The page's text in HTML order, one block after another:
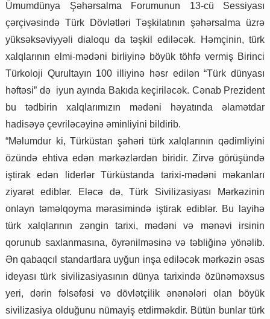
Ümumdünya Şəhərsalma Forumunun 13-cü Sessiyası
çərçivəsində Türk Dövlətləri Təşkilatının şəhərsalma üzrə
yüksəksəviyyəli dialoqu da təşkil ediləcək. Həmçinin, türk
xalqlarının elmi-mədəni birliyinə böyük töhfə vermiş Birinci
Türkoloji Qurultayın 100 illiyinə həsr edilən “Türk dünyası
həftəsi” də iyun ayında Bakıda keçiriləcək. Cənab Prezident
bu tədbirin xalqlarımızın mədəni həyatında əlamətdar
hadisəyə çevriləcəyinə əminliyini bildirib.
“Məlumdur ki, Türküstan şəhəri türk xalqlarının qədimliyini
özündə ehtiva edən mərkəzlərdən biridir. Zirvə görüşündə
iştirak edən liderlər Türküstanda tarixi-mədəni məkanları
ziyarət ediblər. Eləcə də, Türk Sivilizasiyası Mərkəzinin
onlayn təməlqoyma mərasimində iştirak ediblər. Bu layihə
türk xalqlarının zəngin tarixi, mədəni və mənəvi irsinin
qorunub saxlanmasına, öyrənilməsinə və təbliğinə yönəlib.
Ən qabaqcıl standartlara uyğun inşa ediləcək mərkəzin əsas
ideyası türk sivilizasiyasının dünya tarixində özünəməxsus
yeri, dərin fəlsəfəsi və dövlətçilik ənənələri olan böyük
sivilizasiya olduğunu nümayiş etdirməkdir. Bütün bunlar türk